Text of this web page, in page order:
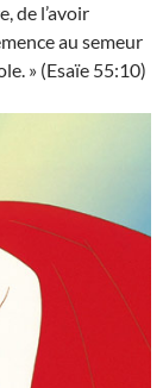
de l’avoir
au semeur
» (Esaïe 55:10)